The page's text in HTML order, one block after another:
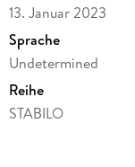
13. Januar 2023
Sprache
Undetermined
Reihe
STABILO